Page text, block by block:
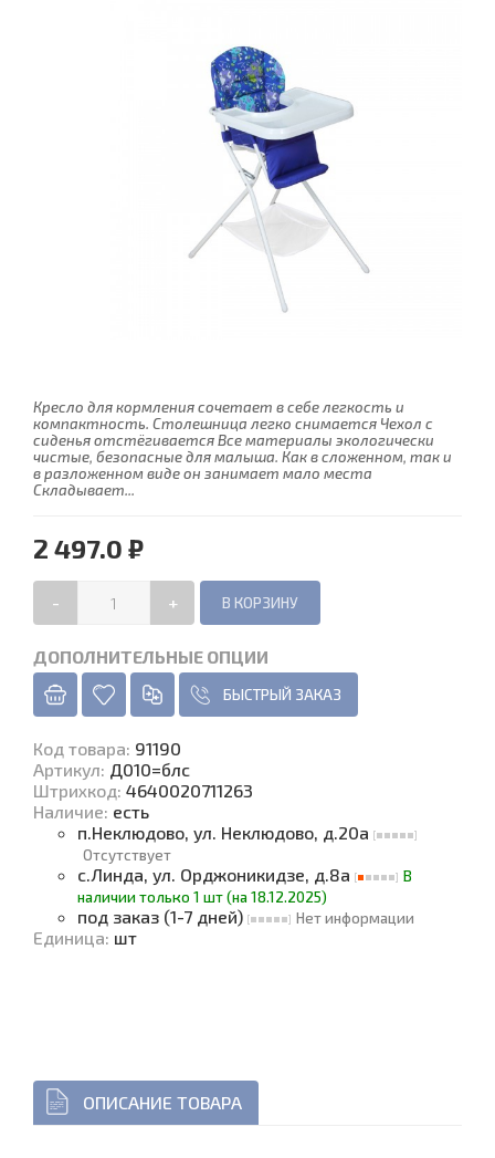
Кресло для кормления сочетает в себе легкость и
компактность. Столешница легко снимается Чехол с
сиденья отстёгивается Все материалы экологически
чистые, безопасные для малыша. Как в сложенном, так и
в разложенном виде он занимает мало места
Складывает...
2 497.0 ₽
- +
ДОПОЛНИТЕЛЬНЫЕ ОПЦИИ
БЫСТРЫЙ ЗАКАЗ
Код товара: 91190
Артикул: Д010=блс
Штрихкод: 4640020711263
Наличие: есть
п.Неклюдово, ул. Неклюдово, д.20а
Отсутствует
с.Линда, ул. Орджоникидзе, д.8а
В
наличии только 1 шт (на 18.12.2025)
под заказ (1-7 дней) Нет информации
Единица: шт
ОПИСАНИЕ ТОВАРА